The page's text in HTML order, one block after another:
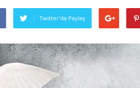
Twitter'da Paylaş